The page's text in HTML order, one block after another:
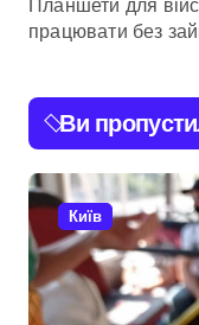
Планшети для
працювати без
Ви
Київ